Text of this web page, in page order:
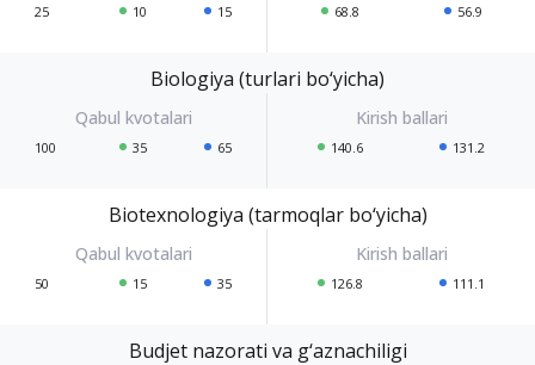
25 10 15 68.8 56.9
Biologiya (turlari bo‘yicha)
100 35 65 140.6 131.2
Biotexnologiya (tarmoqlar bo‘yicha)
50 15 35 126.8 111.1
Budjet nazorati va g‘aznachiligi